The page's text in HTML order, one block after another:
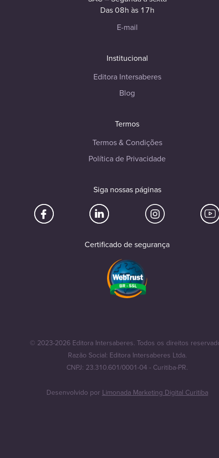
Das 08h às 17h
E-mail
Institucional
Editora Intersaberes
Blog
Termos
Termos & Condições
Política de Privacidade
Siga nossas páginas
Certificado de segurança
© 2023-2026 Editora Intersaberes. Todos os direitos
Razão Social: Editora Intersaberes Ltda.
CNPJ: 23.310.601/0001-04 - Curitiba-PR.
Desenvolvido por Limonada Marketing Digital Curitiba